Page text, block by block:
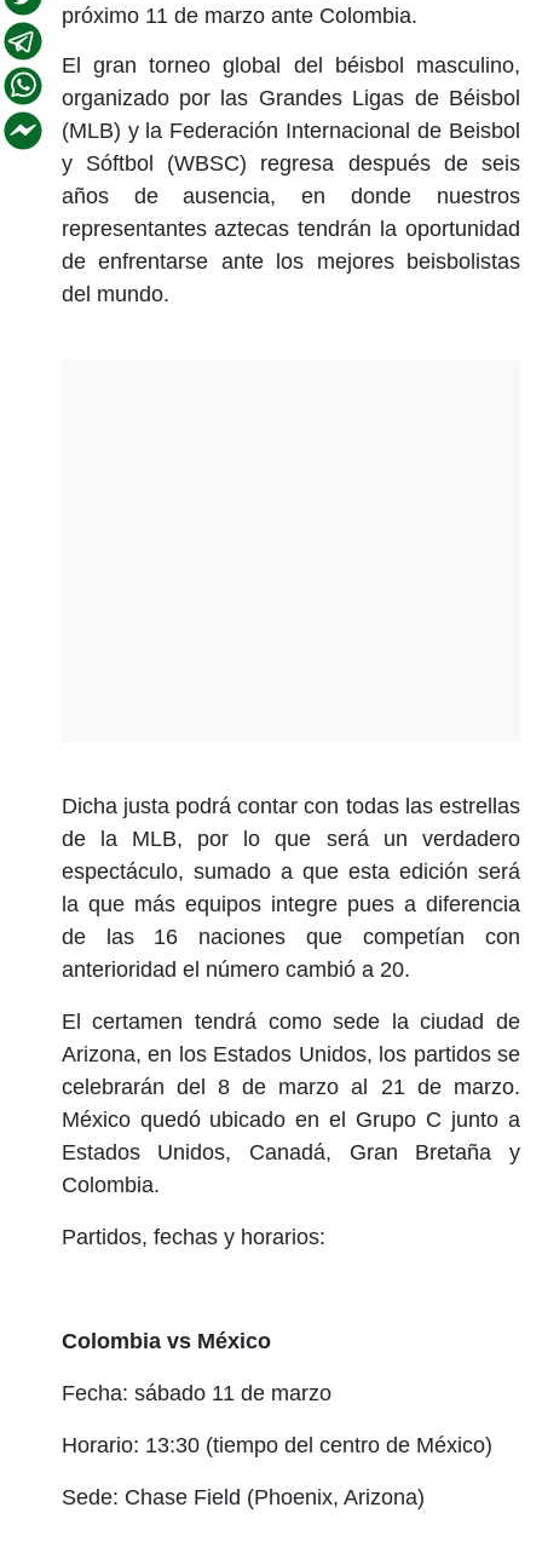
próximo 11 de marzo ante Colombia.
El gran torneo global del béisbol masculino,
organizado por las Grandes Ligas de Béisbol
(MLB) y la Federación Internacional de Beisbol
y Sóftbol (WBSC) regresa después de seis
años de ausencia, en donde nuestros
representantes aztecas tendrán la oportunidad
de enfrentarse ante los mejores beisbolistas
del mundo.
Dicha justa podrá contar con todas las estrellas
de la MLB, por lo que será un verdadero
espectáculo, sumado a que esta edición será
la que más equipos integre pues a diferencia
de las 16 naciones que competían con
anterioridad el número cambió a 20.
El certamen tendrá como sede la ciudad de
Arizona, en los Estados Unidos, los partidos se
celebrarán del 8 de marzo al 21 de marzo.
México quedó ubicado en el Grupo C junto a
Estados Unidos, Canadá, Gran Bretaña y
Colombia.
Partidos, fechas y horarios:
Colombia vs México
Fecha: sábado 11 de marzo
Horario: 13:30 (tiempo del centro de México)
Sede: Chase Field (Phoenix, Arizona)